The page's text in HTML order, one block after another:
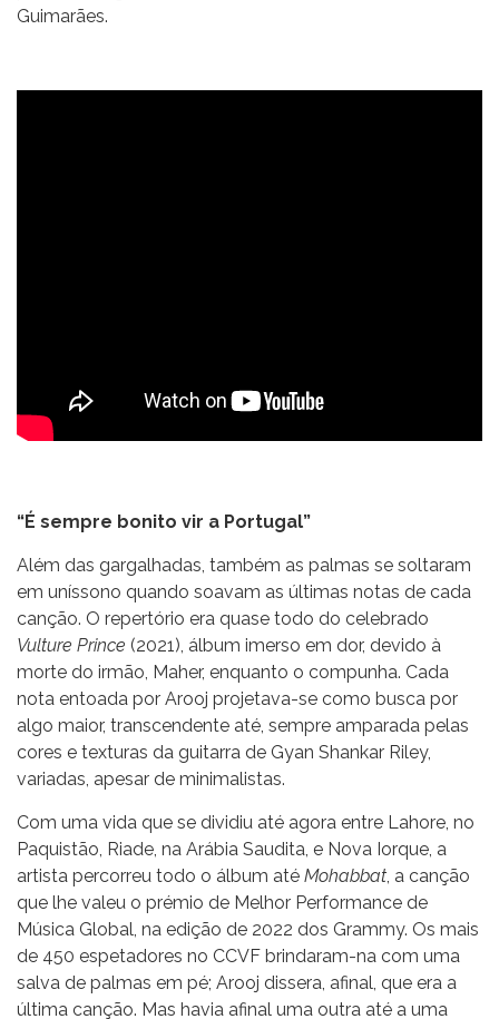
Guimarães.
“É sempre bonito vir a Portugal”
Além das gargalhadas, também as palmas se soltaram
em uníssono quando soavam as últimas notas de cada
canção. O repertório era quase todo do celebrado
Vulture Prince (2021), álbum imerso em dor, devido à
morte do irmão, Maher, enquanto o compunha. Cada
nota entoada por Arooj projetava-se como busca por
algo maior, transcendente até, sempre amparada pelas
cores e texturas da guitarra de Gyan Shankar Riley,
variadas, apesar de minimalistas.
Com uma vida que se dividiu até agora entre Lahore, no
Paquistão, Riade, na Arábia Saudita, e Nova Iorque, a
artista percorreu todo o álbum até Mohabbat , a canção
que lhe valeu o prémio de Melhor Performance de
Música Global, na edição de 2022 dos Grammy. Os mais
de 450 espetadores no CCVF brindaram-na com uma
salva de palmas em pé; Arooj dissera, afinal, que era a
última canção. Mas havia afinal uma outra até a uma